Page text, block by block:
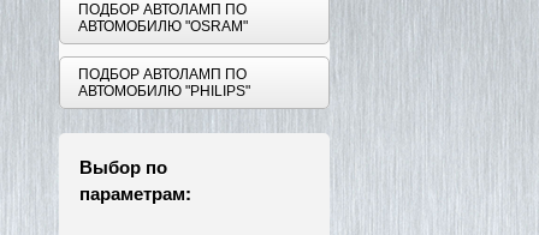
ПОДБОР АВТОЛАМП ПО
АВТОМОБИЛЮ "OSRAM"
ПОДБОР АВТОЛАМП ПО
АВТОМОБИЛЮ "PHILIPS"
Выбор по
параметрам: